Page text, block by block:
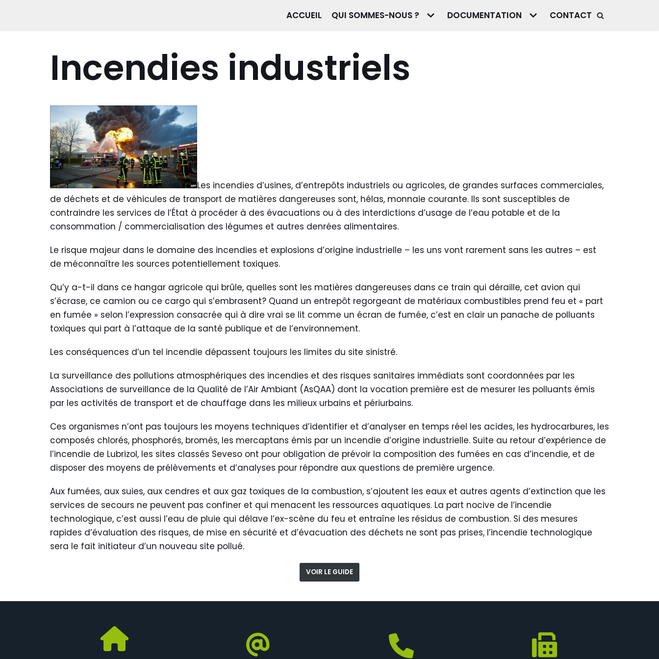
ACCUEIL QUI SOMMES-NOUS ? DOCUMENTATION CONTACT
Incendies industriels
Les incendies d’usines, d’entrepôts industriels ou agricoles, de grandes surfaces commerciales,
de déchets et de véhicules de transport de matières dangereuses sont, hélas, monnaie courante. Ils sont susceptibles de
contraindre les services de l’État à procéder à des évacuations ou à des interdictions d’usage de l’eau potable et de la
consommation / commercialisation des légumes et autres denrées alimentaires.
Le risque majeur dans le domaine des incendies et explosions d’origine industrielle – les uns vont rarement sans les autres – est
de méconnaître les sources potentiellement toxiques.
Qu’y a-t-il dans ce hangar agricole qui brûle, quelles sont les matières dangereuses dans ce train qui déraille, cet avion qui
s’écrase, ce camion ou ce cargo qui s’embrasent? Quand un entrepôt regorgeant de matériaux combustibles prend feu et « part
en fumée » selon l’expression consacrée qui à dire vrai se lit comme un écran de fumée, c’est en clair un panache de polluants
toxiques qui part à l’attaque de la santé publique et de l’environnement.
Les conséquences d’un tel incendie dépassent toujours les limites du site sinistré.
La surveillance des pollutions atmosphériques des incendies et des risques sanitaires immédiats sont coordonnées par les
Associations de surveillance de la Qualité de l’Air Ambiant (AsQAA) dont la vocation première est de mesurer les polluants émis
par les activités de transport et de chauffage dans les milieux urbains et périurbains.
Ces organismes n’ont pas toujours les moyens techniques d’identifier et d’analyser en temps réel les acides, les hydrocarbures, les
composés chlorés, phosphorés, bromés, les mercaptans émis par un incendie d’origine industrielle. Suite au retour d’expérience de
l’incendie de Lubrizol, les sites classés Seveso ont pour obligation de prévoir la composition des fumées en cas d’incendie, et de
disposer des moyens de prélèvements et d’analyses pour répondre aux questions de première urgence.
Aux fumées, aux suies, aux cendres et aux gaz toxiques de la combustion, s’ajoutent les eaux et autres agents d’extinction que les
services de secours ne peuvent pas confiner et qui menacent les ressources aquatiques. La part nocive de l’incendie
technologique, c’est aussi l’eau de pluie qui délave l’ex-scène du feu et entraîne les résidus de combustion. Si des mesures
rapides d’évaluation des risques, de mise en sécurité et d’évacuation des déchets ne sont pas prises, l’incendie technologique
sera le fait initiateur d’un nouveau site pollué.
VOIR LE GUIDE